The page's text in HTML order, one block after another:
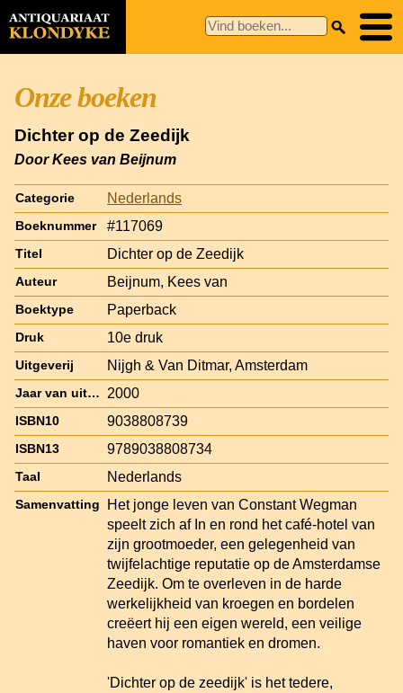
Onze boeken
Dichter op de Zeedijk
Door Kees van Beijnum
Categorie Nederlands
Boeknummer #117069
Titel Dichter op de Zeedijk
Auteur Beijnum, Kees van
Boektype Paperback
Druk 10e druk
Uitgeverij Nijgh & Van Ditmar, Amsterdam
Jaar van uitgave 2000
ISBN10 9038808739
ISBN13 9789038808734
Taal Nederlands
Samenvatting
Het jonge leven van Constant Wegman
speelt zich af In en rond het café-hotel van
zijn grootmoeder, een gelegenheid van
twijfelachtige reputatie op de Amsterdamse
Zeedijk. Om te overleven in de harde
werkelijkheid van kroegen en bordelen
creëert hij een eigen wereld, een veilige
haven voor romantiek en dromen.
'Dichter op de zeedijk' is het tedere,